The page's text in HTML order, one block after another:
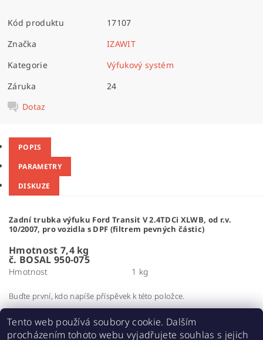
Kód produktu
17107
Značka
IZAWIT
Kategorie
Výfukový systém
Záruka
24
Dotaz
POPIS
PARAMETRY
DISKUZE
Zadní trubka výfuku Ford Transit V 2.4TDCi XLWB, od r.v.
10/2007, pro vozidla s DPF (filtrem pevných částic)
Hmotnost 7,4 kg
č. BOSAL 950-075
Hmotnost 1 kg
Buďte první, kdo napíše příspěvek k této položce.
Přidat komentář
Tento web používá soubory cookie. Dalším
procházením tohoto webu vyjadřujete souhlas s jejich